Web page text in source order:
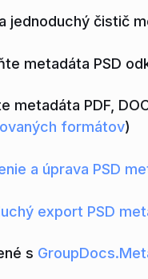
jednoduchý čistič
metadáta PSD
metadáta PDF,
formátov)
a úprava PSD
export PSD
s